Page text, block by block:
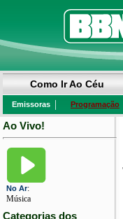
Como Ir Ao Céu
Emissoras | Programação
Ao Vivo!
No Ar:
Música
Categorias dos